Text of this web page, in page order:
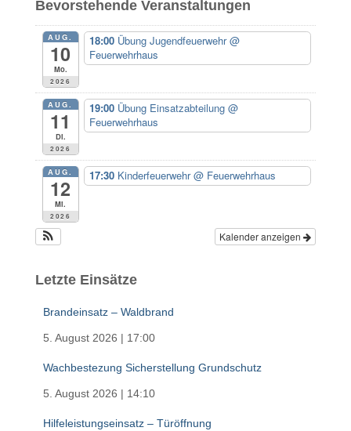
n
n
:
Bevorstehende Veranstaltungen
AUG.
10
Mo.
2026
18:00 Übung Jugendfeuerwehr@
Feuerwehrhaus
AUG.
11
Di.
2026
19:00 Übung Einsatzabteilung @
Feuerwehrhaus
AUG.
12
Mi.
2026
17:30 Kinderfeuerwehr@ Feuerwehrhaus
Kalender anzeigen
Letzte Einsätze
Brandeinsatz – Waldbrand
5. August 2026 | 17:00
Wachbestezung Sicherstellung Grundschutz
5. August 2026 | 14:10
Hilfeleistungseinsatz – Türöffnung